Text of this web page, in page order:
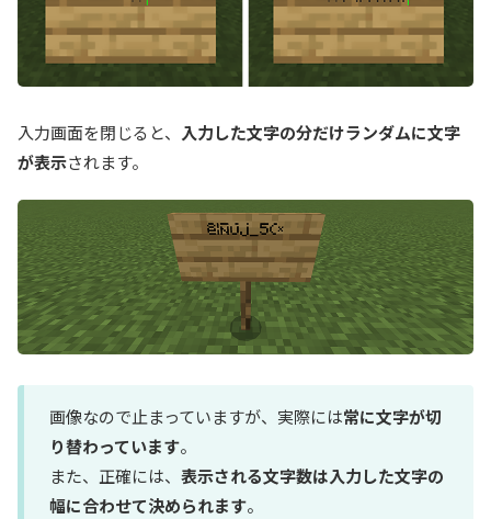
入力画面を閉じると、 入力した文字の分だけランダムに文字
が表示されます。
画像なので止まっていますが、実際には常に文字が切
り替わっています。
また、正確には、 表示される文字数は入力した文字の
幅に合わせて決められます。